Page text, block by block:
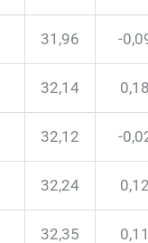
31,96 -
32,14
32,12 -
32,24
32,35